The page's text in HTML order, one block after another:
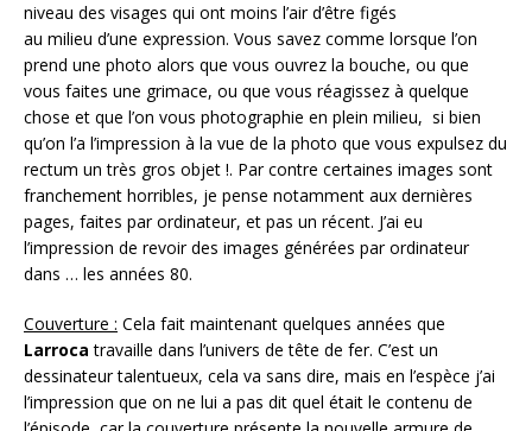
niveau des visages qui ont moins l’air d’être figés
au milieu d’une expression. Vous savez comme lorsque l’on
prend une photo alors que vous ouvrez la bouche, ou que
vous faites une grimace, ou que vous réagissez à quelque
chose et que l’on vous photographie en plein milieu, si bien
qu’on l’a l’impression à la vue de la photo que vous expulsez du
rectum un très gros objet !. Par contre certaines images sont
franchement horribles, je pense notamment aux dernières
pages, faites par ordinateur, et pas un récent. J’ai eu
l’impression de revoir des images générées par ordinateur
dans … les années 80.
Couverture : Cela fait maintenant quelques années que
Larroca travaille dans l’univers de tête de fer. C’est un
dessinateur talentueux, cela va sans dire, mais en l’espèce j’ai
l’impression que on ne lui a pas dit quel était le contenu de